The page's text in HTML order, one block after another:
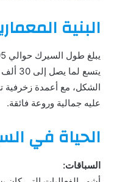
البنية
يتسع
الشكل، مع أعمدة زخرفية
عليه جمالية وروعة فائقة.
الحياة في
السباقات: